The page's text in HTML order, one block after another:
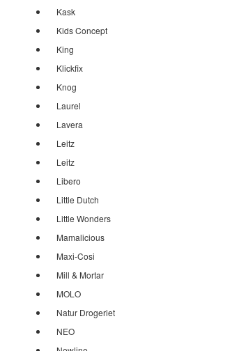
Kask
Kids Concept
King
Klickfix
Knog
Laurel
Lavera
Leitz
Leitz
Libero
Little Dutch
Little Wonders
Mamalicious
Maxi-Cosi
Mill & Mortar
MOLO
Natur Drogeriet
NEO